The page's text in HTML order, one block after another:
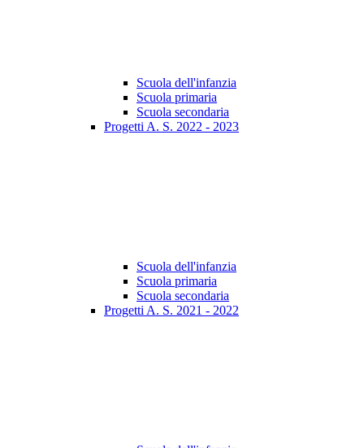
Scuola dell'infanzia
Scuola primaria
Scuola secondaria
Progetti A. S. 2022 - 2023
Scuola dell'infanzia
Scuola primaria
Scuola secondaria
Progetti A. S. 2021 - 2022